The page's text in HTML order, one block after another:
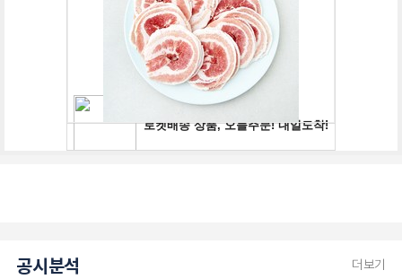
공시분석 더보기